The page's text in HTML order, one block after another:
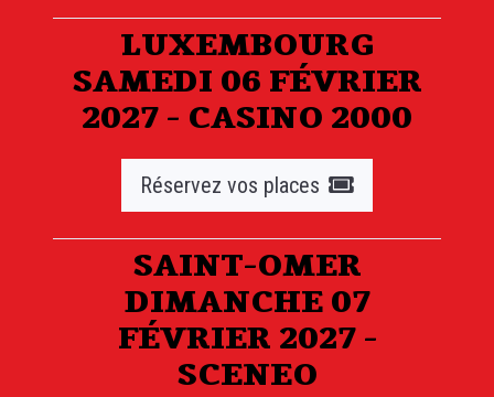
LUXEMBOURG
SAMEDI 06 FÉVRIER
2027 - CASINO 2000
Réservez vos places
SAINT-OMER
DIMANCHE 07
FÉVRIER 2027 -
SCENEO